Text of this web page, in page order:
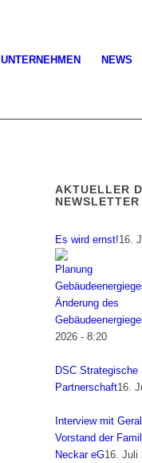
UNTERNEHMEN NEWS
AKTUELLER
NEWSLETTER
Es wird ernst!16.
Änderung des
2026 - 8:20
DSC Strategische
Partnerschaft16.
Interview mit
Vorstand der
Neckar eG16. Juli